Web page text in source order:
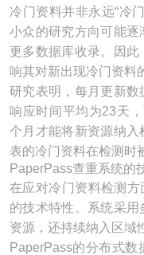
冷门资料并非永远“冷
小众的研究方向可能
更多数据库收录。因
响其对新出现冷门资料
研究表明，每月更新数
响应时间平均为23天
个月才能将新资源纳
表的冷门资料在检测时
PaperPass查重系统的
在应对冷门资料检测
的技术特性。系统采
资源，还持续纳入区域
PaperPass的分布式